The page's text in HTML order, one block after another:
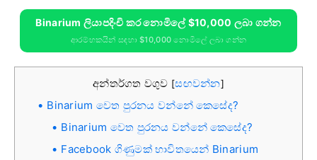
Binarium ලියාපදිංචි කර නොමිලේ $10,000 ලබා ගන්න
ආරම්භකයින් සඳහා $10,000 නොමිලේ ලබා ගන්න
අන්තර්ගත වගුව [සඟවන්න]
Binarium වෙත පුරනය වන්නේ කෙසේද?
Binarium වෙත පුරනය වන්නේ කෙසේද?
Facebook ගිණුමක් භාවිතයෙන් Binarium